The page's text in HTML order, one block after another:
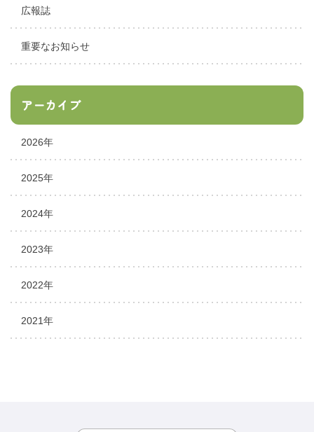
広報誌
重要なお知らせ
アーカイブ
2026年
2025年
2024年
2023年
2022年
2021年